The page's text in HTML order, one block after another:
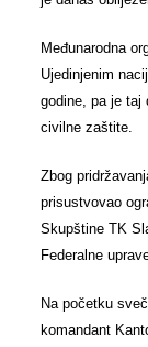
Međunarodna
Ujedinjenim
godine, pa je taj
civilne zaštite.
Zbog
prisustvovao
Skupštine TK
Federalne
Na početku
komandant